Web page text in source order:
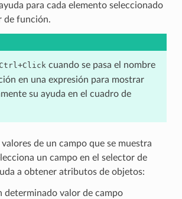
para cada elemento seleccionado
de función.
Ctrl+Click cuando se pasa el nombre
en una expresión para mostrar
su ayuda en el cuadro de
de un campo que se muestra
un campo en el selector de
a obtener atributos de objetos:
determinado valor de campo